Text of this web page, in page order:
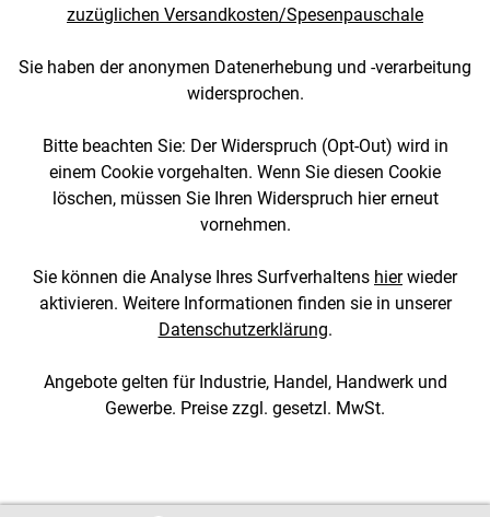
zuzüglichen Versandkosten/Spesenpauschale
Sie haben der anonymen Datenerhebung und -verarbeitung
widersprochen.
Bitte beachten Sie: Der Widerspruch (Opt-Out) wird in
einem Cookie vorgehalten. Wenn Sie diesen Cookie
löschen, müssen Sie Ihren Widerspruch hier erneut
vornehmen.
Sie können die Analyse Ihres Surfverhaltens hierwieder
aktivieren. Weitere Informationen finden sie in unserer
Datenschutzerklärung.
Angebote gelten für Industrie, Handel, Handwerk und
Gewerbe. Preise zzgl. gesetzl. MwSt.